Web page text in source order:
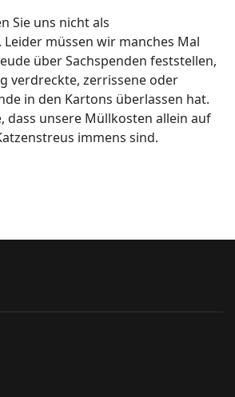
Sie uns nicht als
müssen wir manches Mal
über Sachspenden feststellen,
verdreckte, zerrissene oder
in den Kartons überlassen hat.
dass unsere Müllkosten allein auf
immens sind.